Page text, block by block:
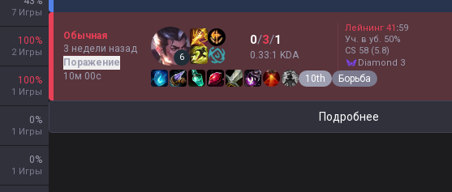
7 Игры
100%
2 Игры
100%
1 Игры
0%
1 Игры
0%
1 Игры
Обычная
3 недели назад
Поражение
10м 00с
6
0/3/1
0.33:1 KDA
Лейнинг 41 :59
Уч. в уб. 50%
CS 58 (5.8)
diamond 3
10th Борьба
Подробнее